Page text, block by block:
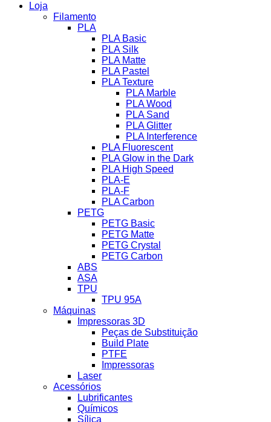
Loja
Filamento
PLA
PLA Basic
PLA Silk
PLA Matte
PLA Pastel
PLA Texture
PLA Marble
PLA Wood
PLA Sand
PLA Glitter
PLA Interference
PLA Fluorescent
PLA Glow in the Dark
PLA High Speed
PLA-E
PLA-F
PLA Carbon
PETG
PETG Basic
PETG Matte
PETG Crystal
PETG Carbon
ABS
ASA
TPU
TPU 95A
Máquinas
Impressoras 3D
Peças de Substituição
Build Plate
PTFE
Impressoras
Laser
Acessórios
Lubrificantes
Químicos
Sílica